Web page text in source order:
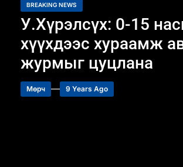
BREAKING NEWS
У.Хүрэлсүх: 0-15
хүүхдээс хураамж
журмыг цуцлана
Мөрч 9 Years Ago